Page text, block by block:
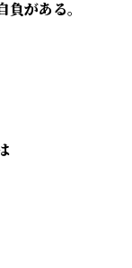
がある。